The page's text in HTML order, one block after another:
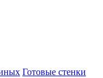
Готовые стенки